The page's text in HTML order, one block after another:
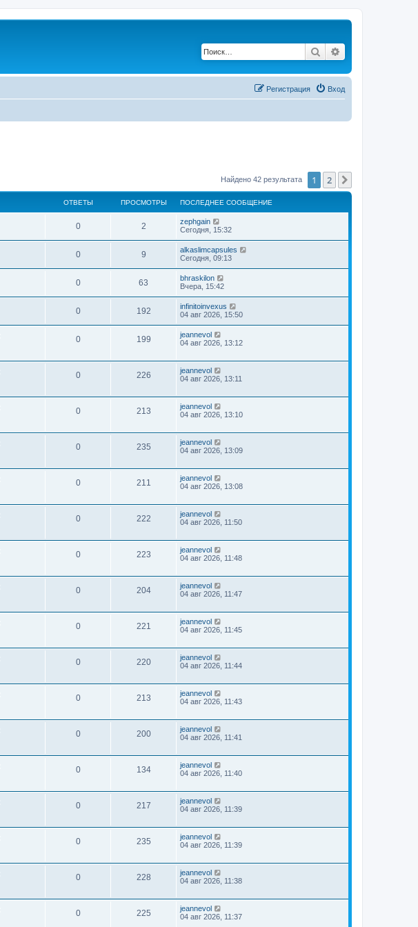
Поиск
Вход
Регистрация
Найдено 42 результата 1 2
ОТВЕТЫ ПРОСМОТРЫ ПОСЛЕДНЕЕ СООБЩЕНИЕ
0 2
zephgain
Сегодня, 15:32
0 9
alkaslimcapsules
Сегодня, 09:13
0 63
bhraskilon
Вчера, 15:42
0 192
infinitoinvexus
04 авг 2026, 15:50
0 199
jeannevol
04 авг 2026, 13:12
0 226
jeannevol
04 авг 2026, 13:11
0 213
jeannevol
04 авг 2026, 13:10
0 235
jeannevol
04 авг 2026, 13:09
0 211
jeannevol
04 авг 2026, 13:08
0 222
jeannevol
04 авг 2026, 11:50
0 223
jeannevol
04 авг 2026, 11:48
0 204
jeannevol
04 авг 2026, 11:47
0 221
jeannevol
04 авг 2026, 11:45
0 220
jeannevol
04 авг 2026, 11:44
0 213
jeannevol
04 авг 2026, 11:43
0 200
jeannevol
04 авг 2026, 11:41
0 134
jeannevol
04 авг 2026, 11:40
0 217
jeannevol
04 авг 2026, 11:39
0 235
jeannevol
04 авг 2026, 11:39
0 228
jeannevol
04 авг 2026, 11:38
0 225
jeannevol
04 авг 2026, 11:37